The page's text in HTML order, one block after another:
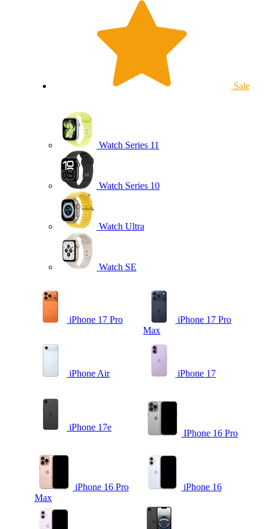
Sale
Watch Series 11
Watch Series 10
Watch Ultra
Watch SE
iPhone 17 Pro
iPhone 17 Pro
Max
iPhone Air iPhone 17
iPhone 17e
IPhone 16 Pro
iPhone 16 Pro
Max
iPhone 16